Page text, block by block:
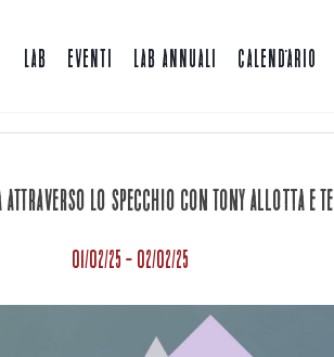
LAB EVENTI LAB ANNUALI CALENDARIO
ATTRAVERSO LO SPECCHIO con Tony Allotta e
01/02/25 - 02/02/25